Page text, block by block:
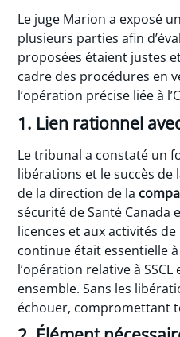
Le juge Marion a exposé
plusieurs parties afin
proposées étaient justes
cadre des procédures en
l’opération précise liée à
1. Lien rationnel
Le tribunal a constaté un
libérations et le succès
de la direction de la
sécurité de Santé Canada
licences et aux activités
continue était essentielle
l’opération relative à
ensemble. Sans les
échouer, compromettant